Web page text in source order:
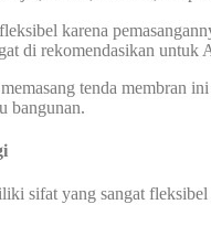
karena
di rekomendasikan untuk
tenda membran
bangunan.
sifat yang sangat